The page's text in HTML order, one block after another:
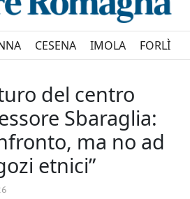
CESENA IMOLA FORLÌ
del centro
Sbaraglia:
ma no ad
etnici”